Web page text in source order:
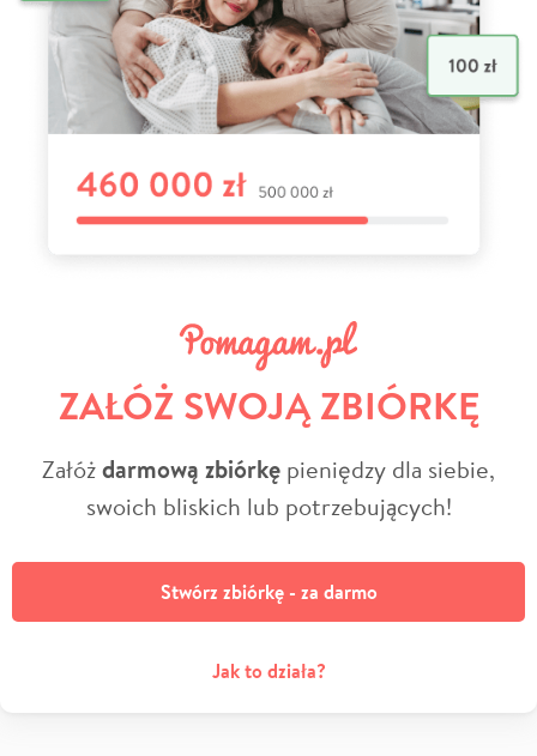
ZAŁÓŻ SWOJĄ ZBIÓRKĘ
Załóżdarmową zbiórkę pieniędzy dla siebie,
swoich bliskich lub potrzebujących!
Stwórz zbiórkę - za darmo
Jak to działa?